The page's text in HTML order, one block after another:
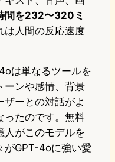
間を232〜320ミ
は人間の反応速度
は単なるツールを
ーンや感情、背景
ーとの対話がよ
ったのです。無料
人がこのモデルを
がGPT-4oに強い愛